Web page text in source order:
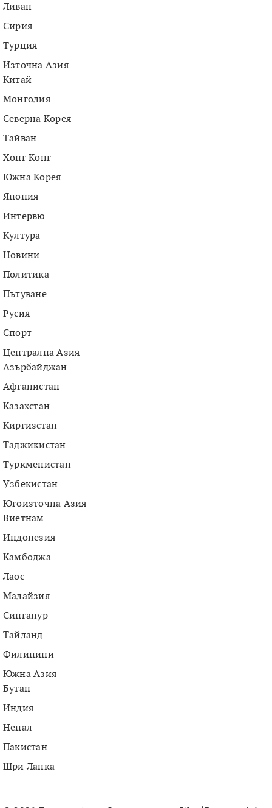
Ливан
Сирия
Турция
Източна Азия
Китай
Монголия
Северна Корея
Тайван
Хонг Конг
Южна Корея
Япония
Интервю
Култура
Новини
Политика
Пътуване
Русия
Спорт
Централна Азия
Азърбайджан
Афганистан
Казахстан
Киргизстан
Таджикистан
Туркменистан
Узбекистан
Югоизточна Азия
Виетнам
Индонезия
Камбоджа
Лаос
Малайзия
Сингапур
Тайланд
Филипини
Южна Азия
Бутан
Индия
Непал
Пакистан
Шри Ланка